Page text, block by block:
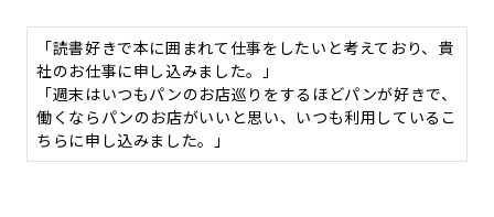
「読書好きで本に囲まれて仕事をしたいと考えており、貴
社のお仕事に申し込みました。」
「週末はいつもパンのお店巡りをするほどパンが好きで、
働くならパンのお店がいいと思い、いつも利用しているこ
ちらに申し込みました。」